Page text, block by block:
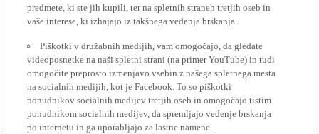
predmete, ki ste jih kupili, ter na spletnih straneh tretjih oseb in
vaše interese, ki izhajajo iz takšnega vedenja brskanja.
Piškotki v družabnih medijih, vam omogočajo, da gledate
videoposnetke na naši spletni strani (na primer YouTube) in tudi
omogočite preprosto izmenjavo vsebin z našega spletnega mesta
na socialnih medijih, kot je Facebook. To so piškotki
ponudnikov socialnih medijev tretjih oseb in omogočajo tistim
ponudnikom socialnih medijev, da spremljajo vedenje brskanja
po internetu in ga uporabljajo za lastne namene.